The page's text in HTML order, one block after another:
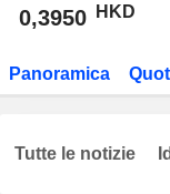
0,3950 HKD
Panoramica
Tutte le notizie